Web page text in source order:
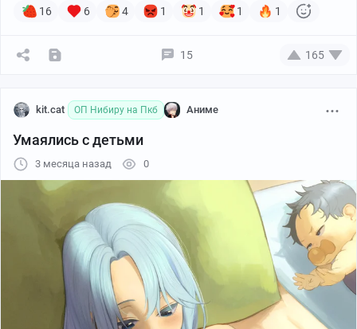
16 6 4 1 1 1 1
15 165
kit.cat ОП Нибиру на Пкб Аниме
Умаялись с детьми
3 месяца назад 0